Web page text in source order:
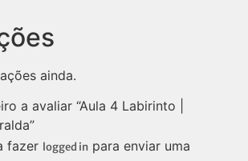
ainda.
a avaliar “Aula 4 Labirinto |
fazer logged in para enviar uma